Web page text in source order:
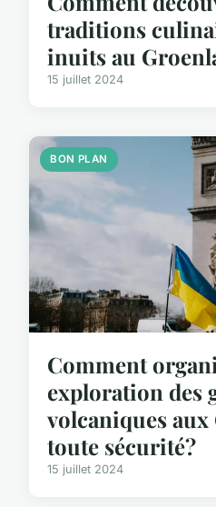
traditions
inuits au
15 juillet 2024
BON PLAN
Comment
exploration des
volcaniques aux
toute sécurité?
15 juillet 2024